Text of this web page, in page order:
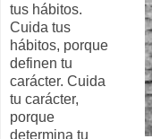
tus hábitos.
Cuida tus
hábitos, porque
definen tu
carácter. Cuida
tu carácter,
porque
determina tu